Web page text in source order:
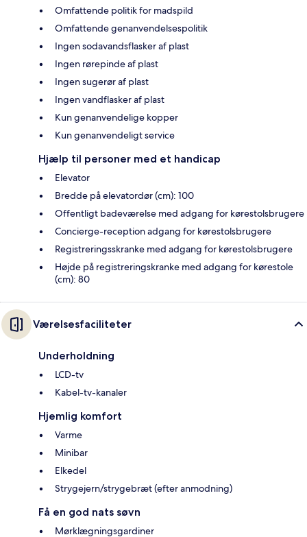
Omfattende politik for madspild
Omfattende genanvendelsespolitik
Ingen sodavandsflasker af plast
Ingen rørepinde af plast
Ingen sugerør af plast
Ingen vandflasker af plast
Kun genanvendelige kopper
Kun genanvendeligt service
Hjælp til personer med et handicap
Elevator
Bredde på elevatordør (cm): 100
Offentligt badeværelse med adgang for kørestolsbrugere
Concierge-reception adgang for kørestolsbrugere
Registreringsskranke med adgang for kørestolsbrugere
Højde på registreringskranke med adgang for kørestole
(cm): 80
Værelsesfaciliteter
Underholdning
LCD-tv
Kabel-tv-kanaler
Hjemlig komfort
Varme
Minibar
Elkedel
Strygejern/strygebræt (efter anmodning)
Få en god nats søvn
Mørklægningsgardiner